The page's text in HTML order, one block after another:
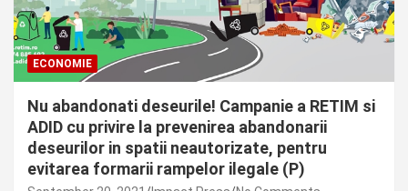
ECONOMIE
Nu abandonati deseurile! Campanie a RETIM si
ADID cu privire la prevenirea abandonarii
deseurilor in spatii neautorizate, pentru
evitarea formarii rampelor ilegale (P)